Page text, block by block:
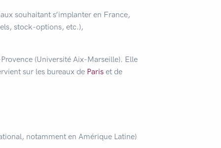
souhaitant s’implanter en France,
stock-options, etc.),
(Université Aix-Marseille). Elle
sur les bureaux de Pariset de
notamment en Amérique Latine)